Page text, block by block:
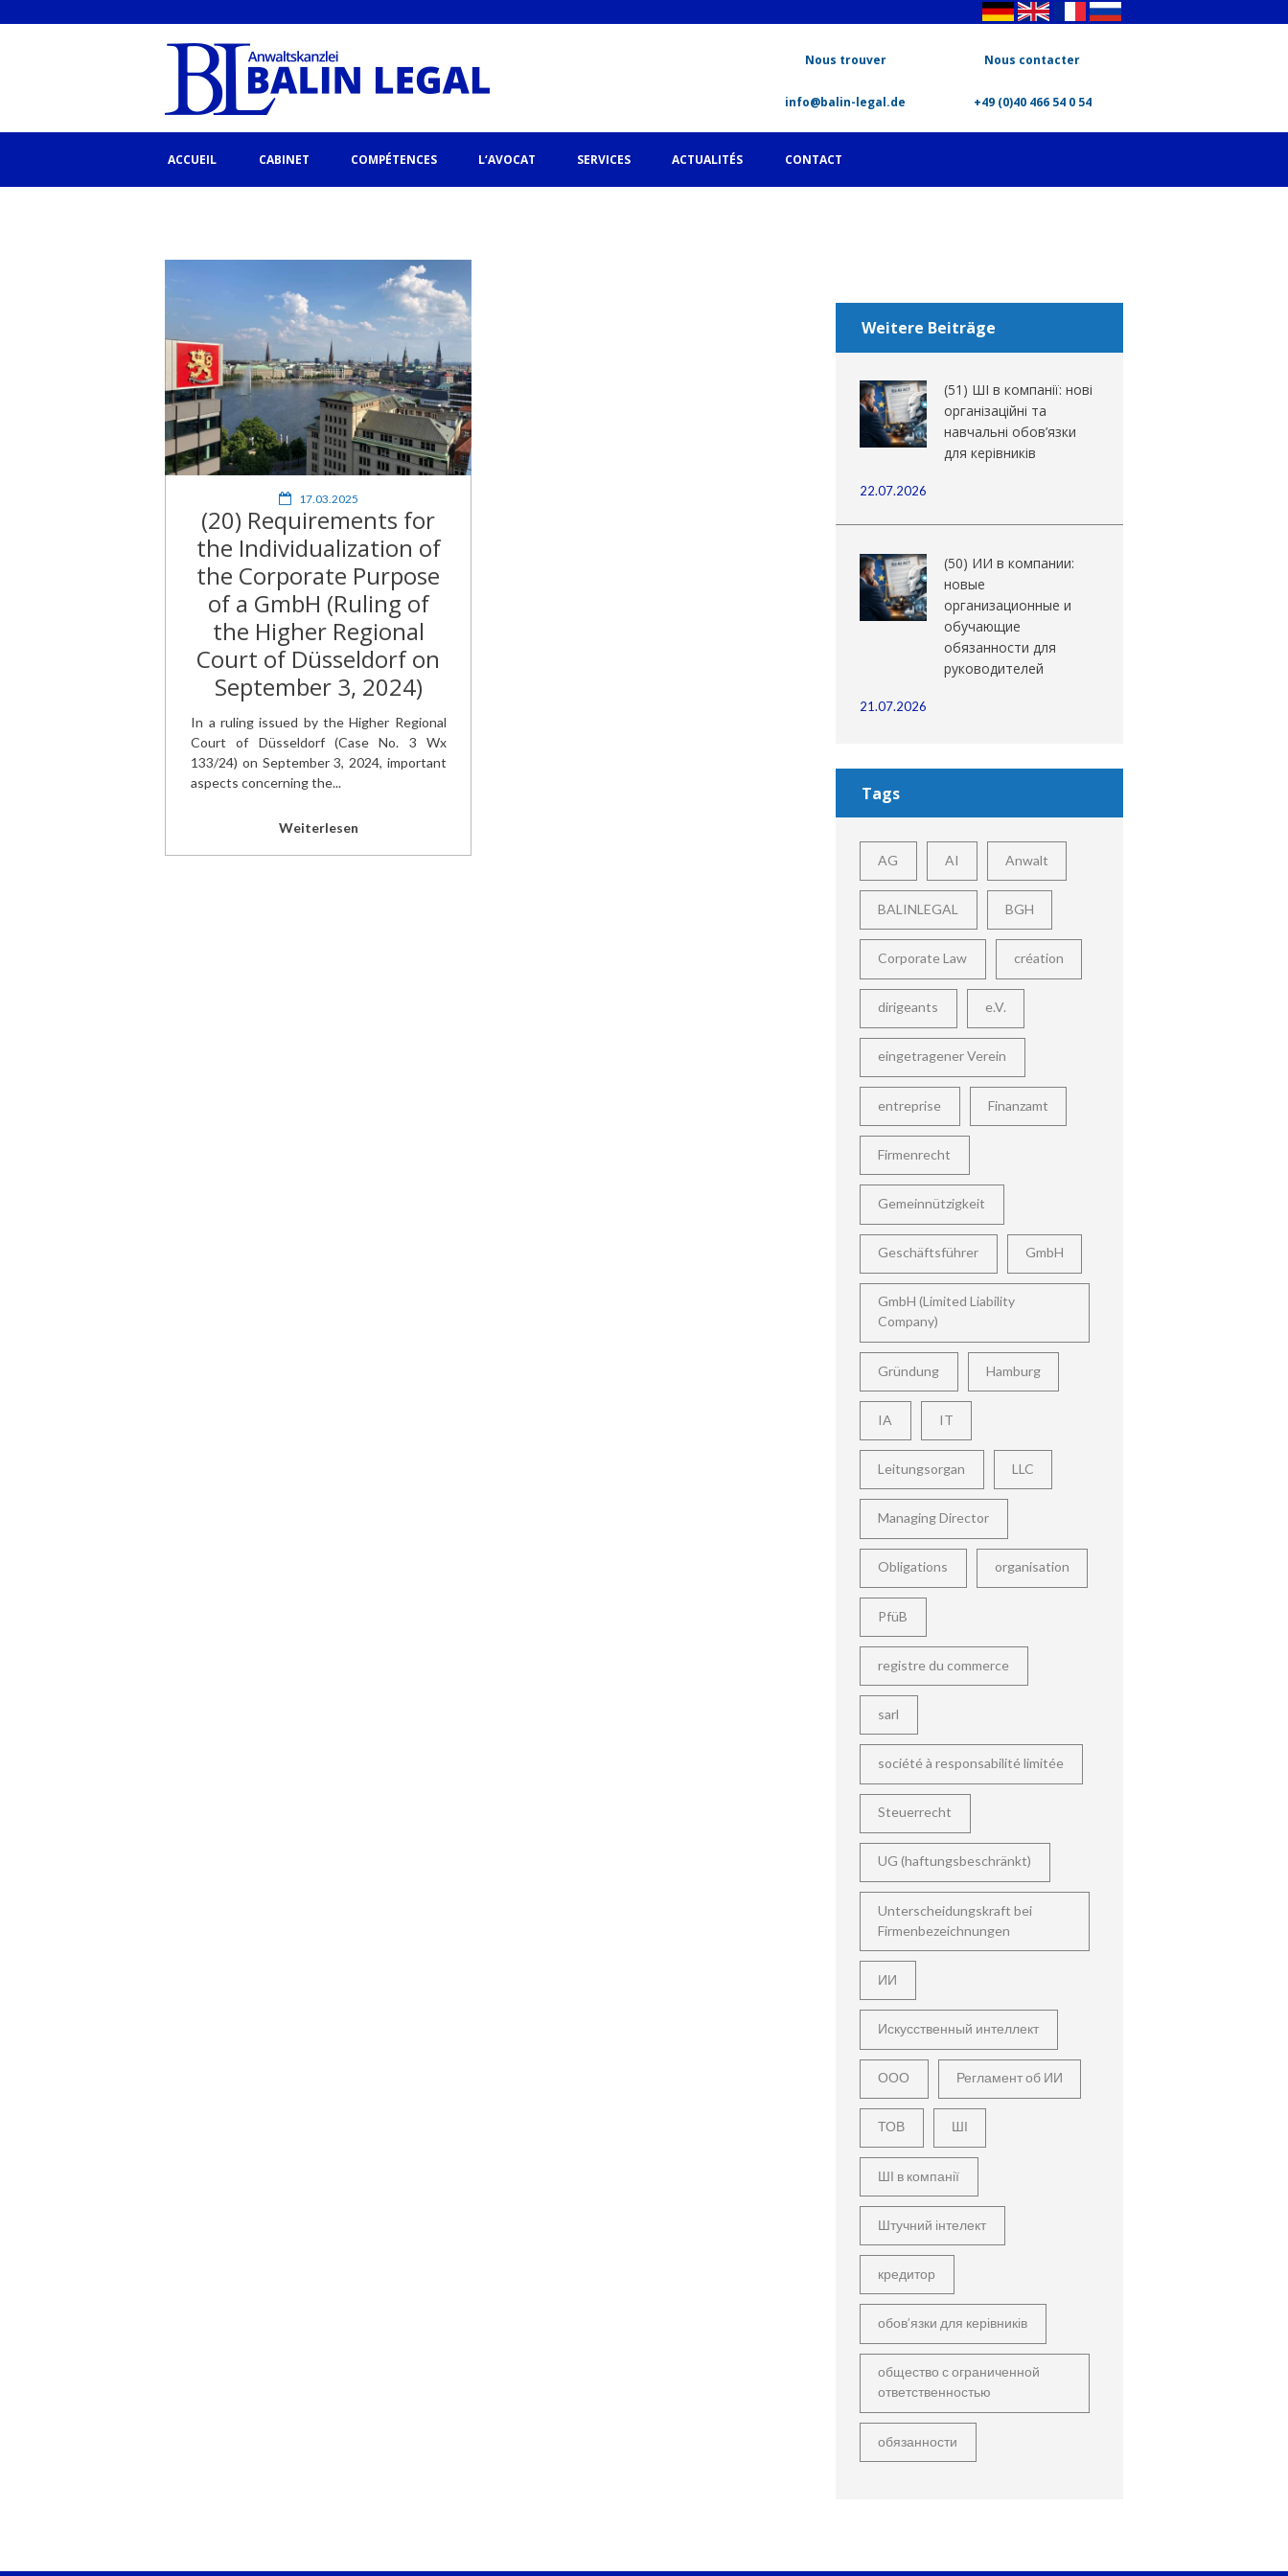
Nous trouver Nous contacter
info@balin-legal.de +49 (0)40 466 54 0 54
ACCUEIL CABINET COMPÉTENCES L‘AVOCAT SERVICES ACTUALITÉS CONTACT
17.03.2025
(20) Requirements for
the Individualization of
the Corporate Purpose
of a GmbH (Ruling of
the Higher Regional
Court of Düsseldorf on
September 3, 2024)
In a ruling issued by the Higher Regional
Court of Düsseldorf (Case No. 3 Wx
133/24) on September 3, 2024, important
aspects concerning the...
Weiterlesen
Weitere Beiträge
(51) ШІ в компанії: нові
організаційні та
навчальні обов’язки
для керівників
22.07.2026
(50) ИИ в компании:
новые
организационные и
обучающие
обязанности для
руководителей
21.07.2026
Tags
AG AI Anwalt
BALINLEGAL BGH
Corporate Law création
dirigeants e.V.
eingetragener Verein
entreprise Finanzamt
Firmenrecht
Gemeinnützigkeit
Geschäftsführer GmbH
GmbH (Limited Liability
Company)
Gründung Hamburg
IA IT
Leitungsorgan LLC
Managing Director
Obligations organisation
PfüB
registre du commerce
sarl
société à responsabilité limitée
Steuerrecht
UG (haftungsbeschränkt)
Unterscheidungskraft bei
Firmenbezeichnungen
ИИ
Искусственный интеллект
ООО Регламент об ИИ
ТОВ ШІ
ШІ в компанії
Штучний інтелект
кредитор
обов’язки для керівників
общество с ограниченной
ответственностью
обязанности